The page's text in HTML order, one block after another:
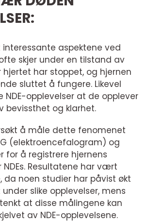
interessante aspektene ved
skjer under en tilstand av
hjertet har stoppet, og hjernen
sluttet å fungere. Likevel
NDE-opplevelser at de opplever
bevissthet og klarhet.
å måle dette fenomenet
(elektroencefalogram) og
for å registrere hjernens
Resultatene har vært
da noen studier har påvist økt
slike opplevelser, mens
at disse målingene kan
av NDE-opplevelsene.